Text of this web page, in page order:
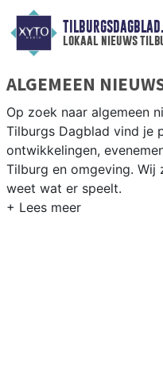
lokaal nieuws
ALGEMEEN
Op zoek naar algemeen
Tilburgs Dagblad vind je
ontwikkelingen,
Tilburg en omgeving.
weet wat er speelt.